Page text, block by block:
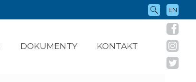
DOKUMENTY KONTAKT
EN